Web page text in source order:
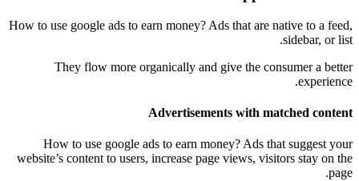
How to use google ads to earn money? Ads that are native to a feed,
sidebar, or list.
They flow more organically and give the consumer a better
experience.
Advertisements with matched content
How to use google ads to earn money? Ads that suggest your
website’s content to users, increase page views, visitors stay on the
page.